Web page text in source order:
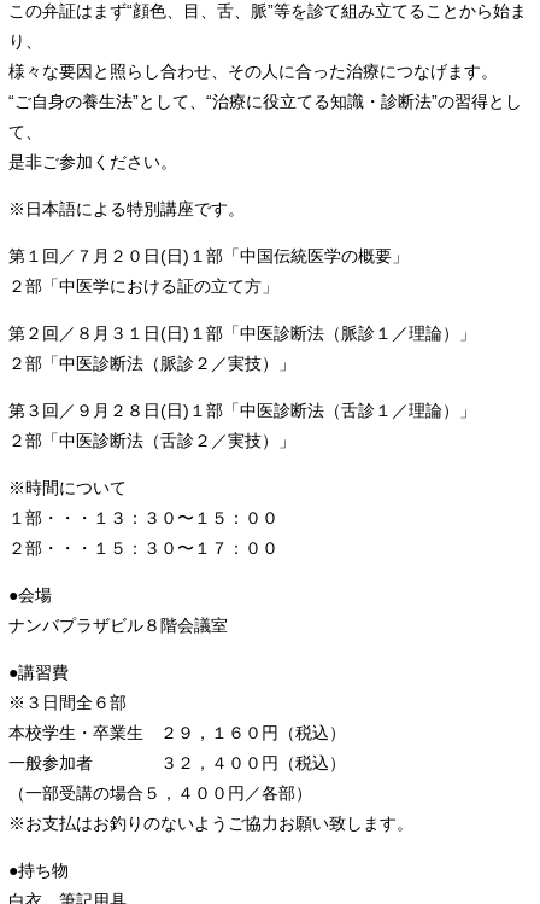
この弁証はまず“顔色、目、舌、脈”等を診て組み立てることから始ま
り、
様々な要因と照らし合わせ、その人に合った治療につなげます。
“ご自身の養生法”として、“治療に役立てる知識・診断法”の習得とし
て、
是非ご参加ください。
※日本語による特別講座です。
第１回／７月２０日(日)１部「中国伝統医学の概要」
２部「中医学における証の立て方」
第２回／８月３１日(日)１部「中医診断法（脈診１／理論）」
２部「中医診断法（脈診２／実技）」
第３回／９月２８日(日)１部「中医診断法（舌診１／理論）」
２部「中医診断法（舌診２／実技）」
※時間について
１部・・・１３：３０〜１５：００
２部・・・１５：３０〜１７：００
●会場
ナンバプラザビル８階会議室
●講習費
※３日間全６部
本校学生・卒業生 ２９，１６０円（税込）
一般参加者 ３２，４００円（税込）
（一部受講の場合５，４００円／各部）
※お支払はお釣りのないようご協力お願い致します。
●持ち物